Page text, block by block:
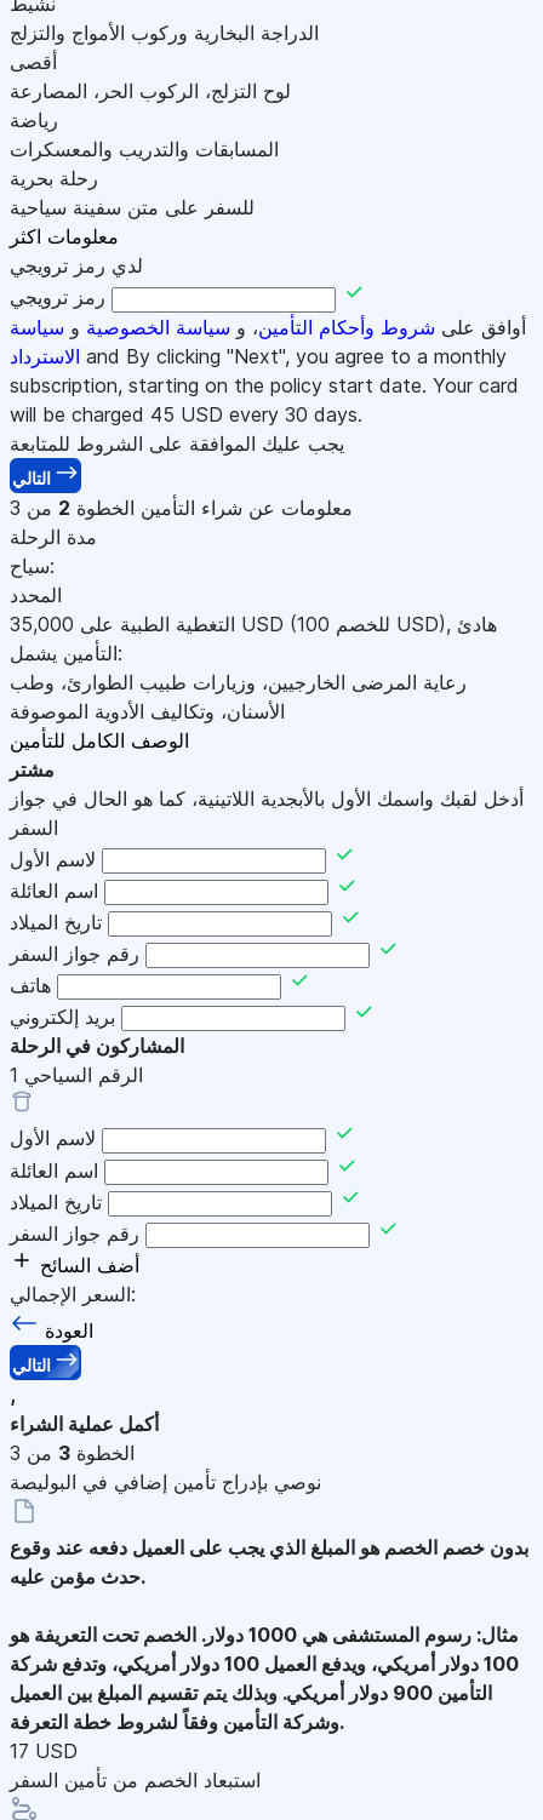
الدراجة البخارية وركوب الأمواج والتزلج
أقصى
لوح التزلج، الركوب الحر، المصارعة
رياضة
المسابقات والتدريب والمعسكرات
رحلة بحرية
للسفر على متن سفينة سياحية
معلومات اكثر
لدي رمز ترويجي
رمز ترويجي
أوافق على شروط وأحكام التأمين، و سياسة الخصوصية و سياسة
الاسترداد and By clicking "Next", you agree to a monthly
subscription, starting on the policy start date. Your card
will be charged 45 USD every 30 days.
يجب عليك الموافقة على الشروط للمتابعة
التالي
معلومات عن شراء التأمين الخطوة 2 من 3
مدة الرحلة
سياح:
المحدد
التغطية الطبية على 35,000 USD USD), هادئ
التأمين يشمل:
رعاية المرضى الخارجيين، وزيارات طبيب الطوارئ، وطب
الأسنان، وتكاليف الأدوية الموصوفة
الوصف الكامل للتأمين
مشتر
أدخل لقبك واسمك الأول بالأبجدية اللاتينية، كما هو الحال في جواز
السفر
لاسم الأول
اسم العائلة
تاريخ الميلاد
رقم جواز السفر
هاتف
بريد إلكتروني
المشاركون في الرحلة
الرقم السياحي 1
لاسم الأول
اسم العائلة
تاريخ الميلاد
رقم جواز السفر
أضف السائح
السعر الإجمالي:
العودة
التالي
,
أكمل عملية الشراء
الخطوة 3 من 3
نوصي بإدراج تأمين إضافي في البوليصة
بدون خصم الخصم هو المبلغ الذي يجب على العميل دفعه عند وقوع
حدث مؤمن عليه.
مثال: رسوم المستشفى هي 1000 دولار. الخصم تحت التعريفة هو
100 دولار أمريكي، ويدفع العميل 100 دولار أمريكي، وتدفع شركة
التأمين 900 دولار أمريكي. وبذلك يتم تقسيم المبلغ بين العميل
وشركة التأمين وفقاً لشروط خطة التعرفة.
17 USD
استبعاد الخصم من تأمين السفر